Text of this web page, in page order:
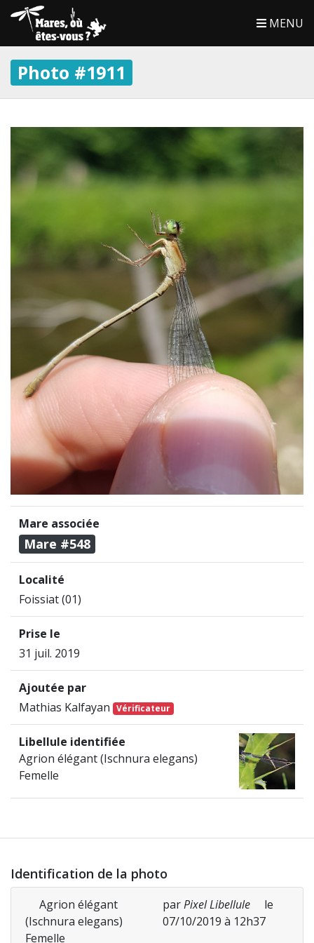
MENU
Photo #1911
Mare associée
Mare #548
Localité
Foissiat (01)
Prise le
31 juil. 2019
Ajoutée par
Mathias Kalfayan Vérificateur
Libellule identifiée
Agrion élégant (Ischnura elegans)
Femelle
Identification de la photo
Agrion élégant
(Ischnura elegans)
Femelle
parPixel Libellule
le
07/10/2019 à 12h37